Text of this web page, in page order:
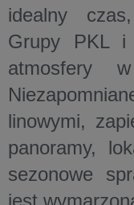
idealny
Grupy PKL i
atmosfery
linowymi,
panoramy,
sezonowe
jest